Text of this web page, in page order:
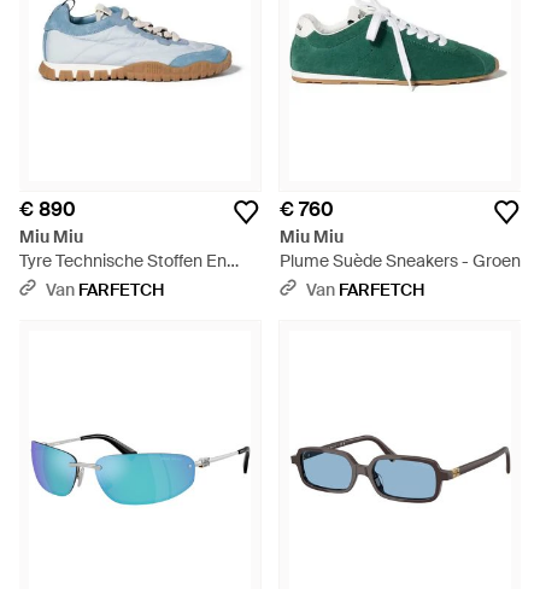
€ 890
Miu Miu
Tyre Technische Stoffen En
Suède Sneakers - Blauw
Van FARFETCH
€ 760
Miu Miu
Plume Suède Sneakers - Groen
Van FARFETCH